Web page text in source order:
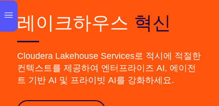
레이크하우스 혁신
Cloudera Lakehouse Services로 적시에 적절한
컨텍스트를 제공하여 엔터프라이즈 AI, 에이전
트 기반 AI 및 프라이빗 AI를 강화하세요.